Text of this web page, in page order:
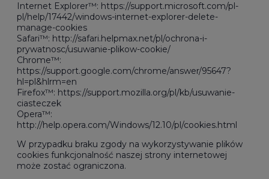
Internet Explorer™: https://support.microsoft.com/pl-
pl/help/17442/windows-internet-explorer-delete-
manage-cookies
Safari™: http://safari.helpmax.net/pl/ochrona-i-
prywatnosc/usuwanie-plikow-cookie/
Chrome™:
https://support.google.com/chrome/answer/95647?
hl=pl&hlrm=en
Firefox™: https://support.mozilla.org/pl/kb/usuwanie-
ciasteczek
Opera™:
http://help.opera.com/Windows/12.10/pl/cookies.html
W przypadku braku zgody na wykorzystywanie plików
cookies funkcjonalność naszej strony internetowej
może zostać ograniczona.